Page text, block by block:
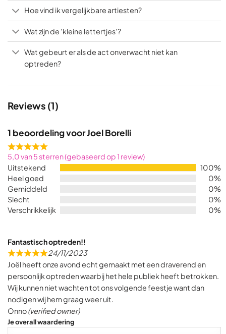
Hoe vind ik vergelijkbare artiesten?
Wat zijn de 'kleine lettertjes'?
Wat gebeurt er als de act onverwacht niet kan
optreden?
Reviews (1)
1 beoordeling voorJoel Borelli
Rated
5,0
of
5
5,0 van 5 sterren (gebaseerd op 1 review)
Uitstekend
100%
Heel goed
0%
Gemiddeld
0%
Slecht
0%
Verschrikkelijk
0%
Fantastisch optreden!!
R
a
t
e
d
5
,
24/11/2023
Joël heeft onze avond echt gemaakt met een draverend en
persoonlijk optreden waarbij het hele publiek heeft betrokken.
Wij kunnen niet wachten tot ons volgende feestje want dan
nodigen wij hem graag weer uit.
Onno(verified owner)
Je overall waardering